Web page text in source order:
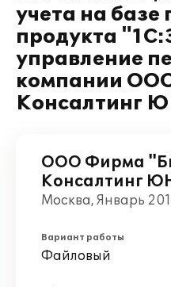
учета на
продукта
управление
компании
Консалтинг
ООО Фирма
Консалтинг
Москва, Январь
Вариант работы
Файловый